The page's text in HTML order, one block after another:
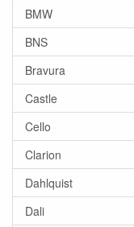
BMW
BNS
Bravura
Castle
Cello
Clarion
Dahlquist
Dali